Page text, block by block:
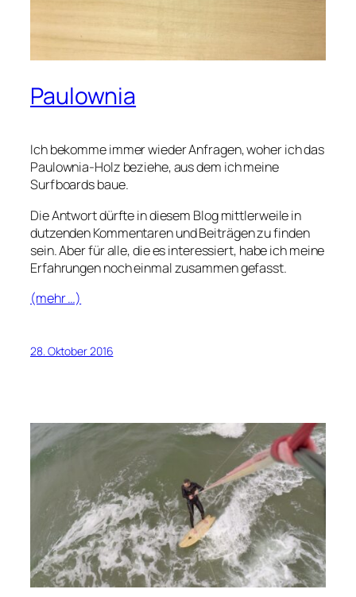
Paulownia
Ich bekomme immer wieder Anfragen, woher ich das
Paulownia-Holz beziehe, aus dem ich meine
Surfboards baue.
Die Antwort dürfte in diesem Blog mittlerweile in
dutzenden Kommentaren und Beiträgen zu finden
sein. Aber für alle, die es interessiert, habe ich meine
Erfahrungen noch einmal zusammen gefasst.
(mehr …)
28. Oktober 2016